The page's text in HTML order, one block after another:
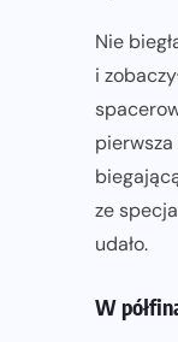
Nie
i
pierwsza
ze
udało.
W